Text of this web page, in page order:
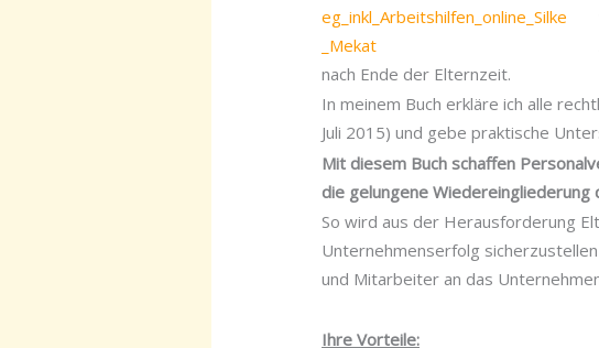
nach Ende der Elternzeit.
In meinem Buch erkläre ich alle
Juli 2015) und gebe praktische
Mit diesem Buch schaffen
die gelungene
So wird aus der Herausforderung
Unternehmenserfolg sicherzustellen
und Mitarbeiter an das
Ihre Vorteile: